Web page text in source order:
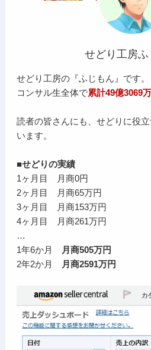
せどり工房ふ
せどり工房の『ふじもん』です。
コンサル生全体で累計49億3069
読者の皆さんにも、せどりに役
います。
■せどりの実績
1ヶ月目 月商0円
2ヶ月目 月商65万円
3ヶ月目 月商153万円
4ヶ月目 月商261万円
…
1年6か月
月商505万円
2年2か月
月商2591万円